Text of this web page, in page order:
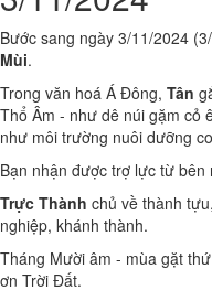
Bước sang ngày 3/11/2024
Mùi.
Trong văn hoá Á Đông, Tân
Thổ Âm - như dê núi gặm cỏ
như môi trường nuôi dưỡng
Bạn nhận được trợ lực từ bên
Trực Thành chủ về thành
nghiệp, khánh thành.
Tháng Mười âm - mùa gặt
ơn Trời Đất.